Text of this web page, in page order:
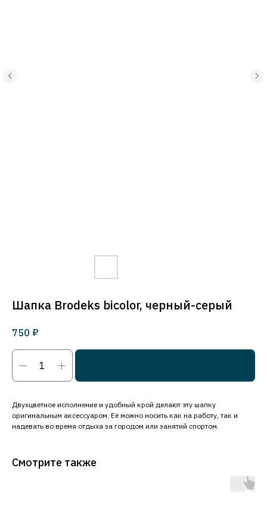
Шапка Brodeks bicolor, черный-серый
750 ₽
Двухцветное исполнение и удобный крой делают эту шапку
оригинальным аксессуаром. Её можно носить как на работу, так и
надевать во время отдыха за городом или занятий спортом.
Смотрите также